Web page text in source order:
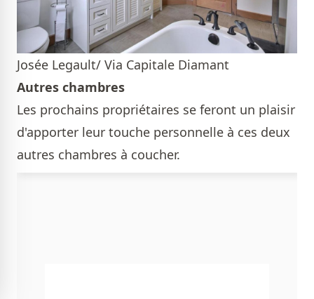
Josée Legault/ Via Capitale Diamant
Autres chambres
Les prochains propriétaires se feront un plaisir
d'apporter leur touche personnelle à ces deux
autres chambres à coucher.